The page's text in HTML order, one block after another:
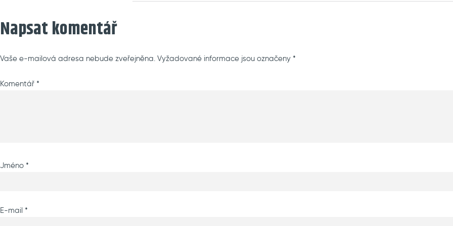
Napsat komentář
Vaše e-mailová adresa nebude zveřejněna. Vyžadované informace jsou označeny *
Komentář *
Jméno *
E-mail *